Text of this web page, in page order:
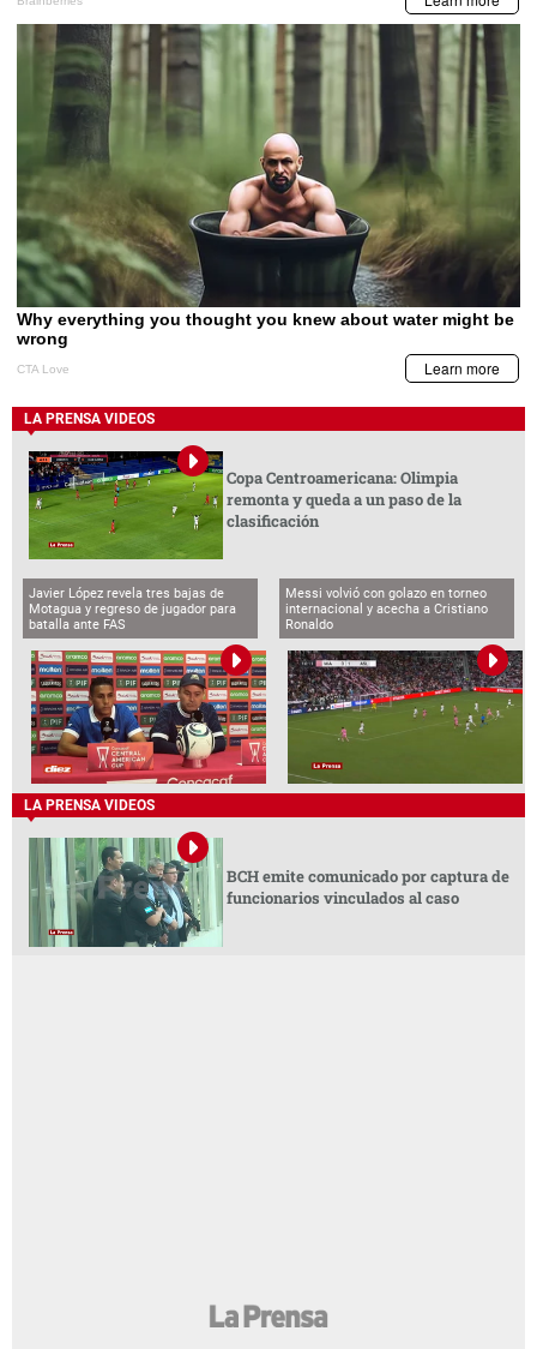
LA PRENSA VIDEOS
Copa Centroamericana: Olimpia
remonta y queda a un paso de la
clasificación
Javier López revela tres bajas de
Motagua y regreso de jugador para
batalla ante FAS
Messi volvió con golazo en torneo
internacional y acecha a Cristiano
Ronaldo
LA PRENSA VIDEOS
BCH emite comunicado por captura de
funcionarios vinculados al caso